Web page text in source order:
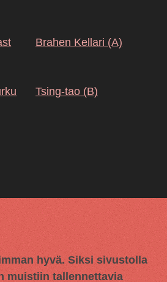
Brahen Kellari (A)
Tsing-tao (B)
hyvä. Siksi sivustolla
muistiin tallennettavia